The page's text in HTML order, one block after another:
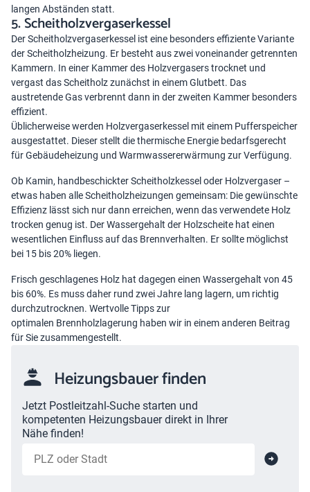
langen Abständen statt.
5. Scheitholzvergaserkessel
Der Scheitholzvergaserkessel ist eine besonders effiziente Variante
der Scheitholzheizung. Er besteht aus zwei voneinander getrennten
Kammern. In einer Kammer des Holzvergasers trocknet und
vergast das Scheitholz zunächst in einem Glutbett. Das
austretende Gas verbrennt dann in der zweiten Kammer besonders
effizient.
Üblicherweise werden Holzvergaserkessel mit einem Pufferspeicher
ausgestattet. Dieser stellt die thermische Energie bedarfsgerecht
für Gebäudeheizung und Warmwassererwärmung zur Verfügung.
Ob Kamin, handbeschickter Scheitholzkessel oder Holzvergaser –
etwas haben alle Scheitholzheizungen gemeinsam: Die gewünschte
Effizienz lässt sich nur dann erreichen, wenn das verwendete Holz
trocken genug ist. Der Wassergehalt der Holzscheite hat einen
wesentlichen Einfluss auf das Brennverhalten. Er sollte möglichst
bei 15 bis 20% liegen.
Frisch geschlagenes Holz hat dagegen einen Wassergehalt von 45
bis 60%. Es muss daher rund zwei Jahre lang lagern, um richtig
durchzutrocknen. Wertvolle Tipps zur
optimalen Brennholzlagerung haben wir in einem anderen Beitrag
für Sie zusammengestellt.
Heizungsbauer finden
Jetzt Postleitzahl-Suche starten und
kompetenten Heizungsbauer direkt in Ihrer
Nähe finden!